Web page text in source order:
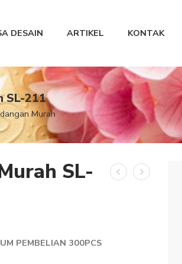
DESAIN ARTIKEL KONTAK
SL-211
Murah
SL-
PEMBELIAN 300PCS